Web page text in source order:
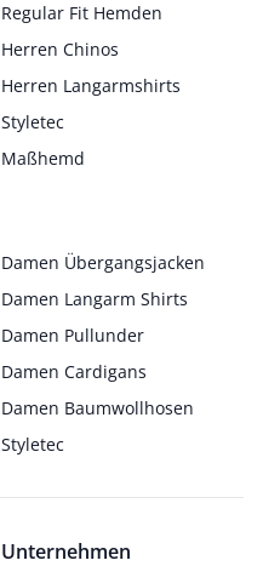
Regular Fit Hemden
Herren Chinos
Herren Langarmshirts
Styletec
Maßhemd
Damen Übergangsjacken
Damen Langarm Shirts
Damen Pullunder
Damen Cardigans
Damen Baumwollhosen
Styletec
Unternehmen